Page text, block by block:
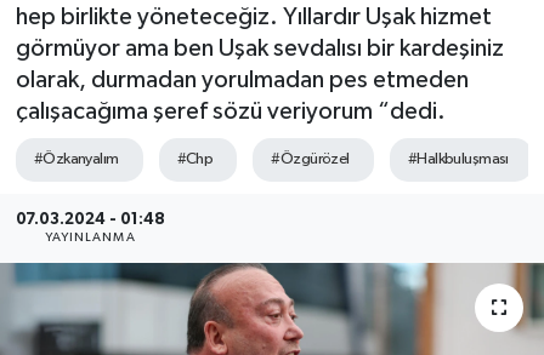
hep birlikte yöneteceğiz. Yıllardır Uşak hizmet
görmüyor ama ben Uşak sevdalısı bir kardeşiniz
olarak, durmadan yorulmadan pes etmeden
çalışacağıma şeref sözü veriyorum “dedi.
#Özkanyalım #Chp #Özgürözel #Halkbuluşması
07.03.2024 - 01:48
YAYINLANMA
Haber Arşivi